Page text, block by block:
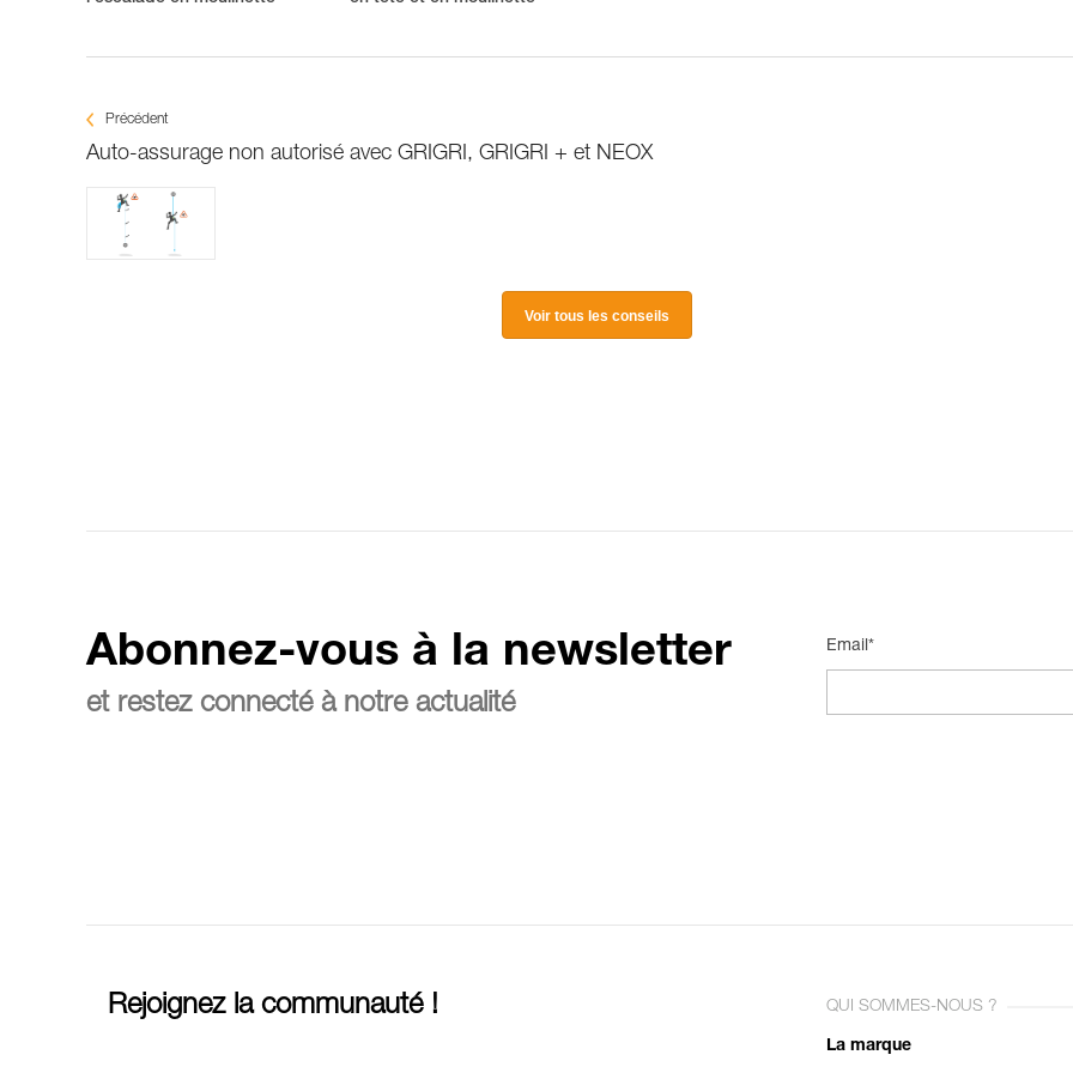
Précédent
Auto-assurage non autorisé avec GRIGRI, GRIGRI + et NEOX
Voir tous les conseils
Abonnez-vous à la newsletter
et restez connecté à notre actualité
Email*
Rejoignez la communauté ! QUI SOMMES-NOUS ?
La marque